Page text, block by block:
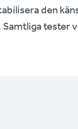
den
tester